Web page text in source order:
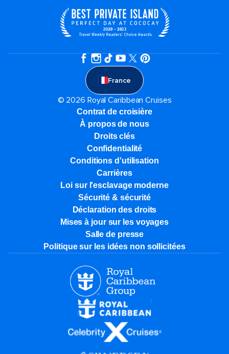
France
© 2026 Royal Caribbean Cruises
Contrat de croisière
À propos de nous
Droits clés
Confidentialité
Conditions d'utilisation
Carrières
Loi sur l'esclavage moderne
Sécurité & sécurité
Déclaration des droits
Mises à jour sur les voyages
Salle de presse
Politique sur les idées non sollicitées